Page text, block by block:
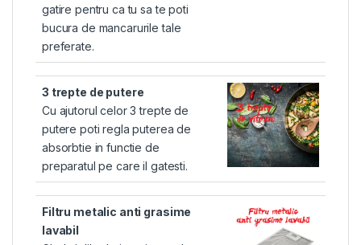
gatire pentru ca tu sa te poti
bucura de mancarurile tale
preferate.
3 trepte de putere
Cu ajutorul celor 3 trepte de
putere poti regla puterea de
absorbtie in functie de
preparatul pe care il gatesti.
Filtru metalic anti grasime
lavabil